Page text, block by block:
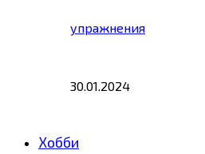
упражнения
30.01.2024
Хобби